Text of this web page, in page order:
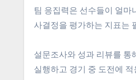
팀 응집력은 선수들이 얼마
사결정을 평가하는 지표는
설문조사와 성과 리뷰를 통
실행하고 경기 중 도전에